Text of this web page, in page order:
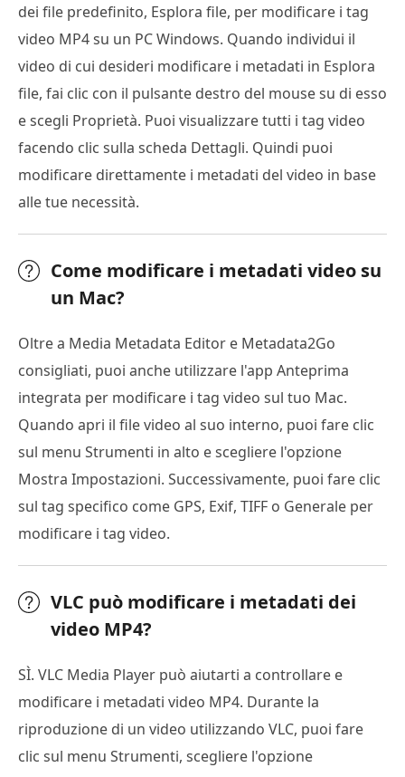
dei file predefinito, Esplora file, per modificare i tag
video MP4 su un PC Windows. Quando individui il
video di cui desideri modificare i metadati in Esplora
file, fai clic con il pulsante destro del mouse su di esso
e scegli Proprietà. Puoi visualizzare tutti i tag video
facendo clic sulla scheda Dettagli. Quindi puoi
modificare direttamente i metadati del video in base
alle tue necessità.
Come modificare i metadati video su
un Mac?
Oltre a Media Metadata Editor e Metadata2Go
consigliati, puoi anche utilizzare l'app Anteprima
integrata per modificare i tag video sul tuo Mac.
Quando apri il file video al suo interno, puoi fare clic
sul menu Strumenti in alto e scegliere l'opzione
Mostra Impostazioni. Successivamente, puoi fare clic
sul tag specifico come GPS, Exif, TIFF o Generale per
modificare i tag video.
VLC può modificare i metadati dei
video MP4?
SÌ. VLC Media Player può aiutarti a controllare e
modificare i metadati video MP4. Durante la
riproduzione di un video utilizzando VLC, puoi fare
clic sul menu Strumenti, scegliere l'opzione